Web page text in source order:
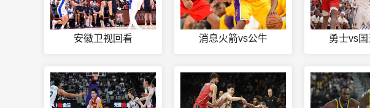
安徽卫视回看 消息火箭vs公牛 勇士vs